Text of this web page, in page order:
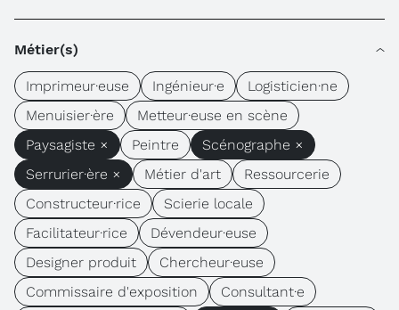
Métier(s)
Imprimeur·euse Ingénieur·e
Logisticien·ne
Menuisier·ère
Metteur·euse en scène
Paysagiste ×
Peintre
Scénographe ×
Serrurier·ère ×
Métier d'art
Ressourcerie
Constructeur·rice
Scierie locale
Facilitateur·rice
Dévendeur·euse
Designer produit
Chercheur·euse
Commissaire d'exposition
Consultant·e